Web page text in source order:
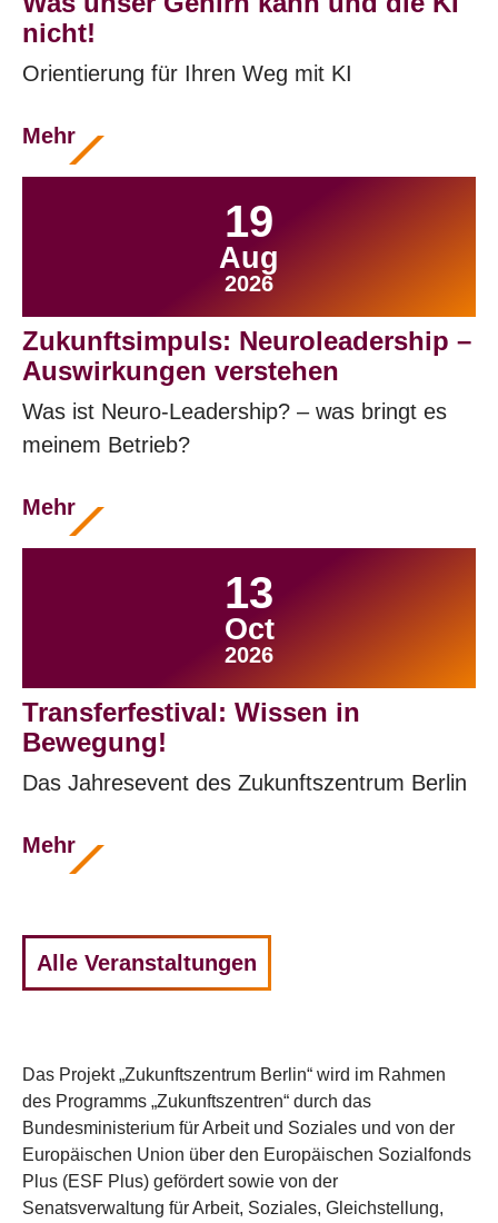
nicht!
Orientierung für Ihren Weg mit KI
Mehr
19
Aug
2026
Zukunftsimpuls: Neuroleadership –
Auswirkungen verstehen
Was ist Neuro-Leadership? – was bringt es
meinem Betrieb?
Mehr
13
Oct
2026
Transferfestival: Wissen in
Bewegung!
Das Jahresevent des Zukunftszentrum Berlin
Mehr
Alle Veranstaltungen
Das Projekt „Zukunftszentrum Berlin“ wird im Rahmen
des Programms „Zukunftszentren“ durch das
Bundesministerium für Arbeit und Soziales und von der
Europäischen Union über den Europäischen Sozialfonds
Plus (ESF Plus) gefördert sowie von der
Senatsverwaltung für Arbeit, Soziales, Gleichstellung,